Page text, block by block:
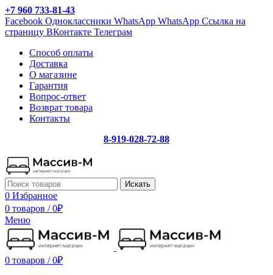
+7 960 733-81-43
Facebook Одноклассники WhatsApp WhatsApp Ссылка на
страницу ВКонтакте Телеграм
Способ оплаты
Доставка
О магазине
Гарантия
Вопрос-ответ
Возврат товара
Контакты
8-919-028-72-88
Искать
0 Избранное
0 товаров / 0₽
Меню
0 товаров / 0₽